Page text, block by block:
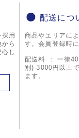
用
ら
し
配送につ
商品やエリアに
す。会員登録時
配送料 ： 一律
別) 3000円以上
ます。